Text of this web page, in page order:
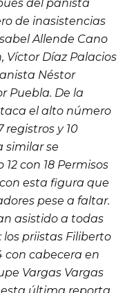
del panista
de inasistencias
Allende Cano
Víctor Díaz Palacios
Néstor
Puebla. De la
el alto número
registros y 10
similar se
con 18 Permisos
esta figura que
pese a faltar.
asistido a todas
los priistas Filiberto
con cabecera en
Vargas Vargas